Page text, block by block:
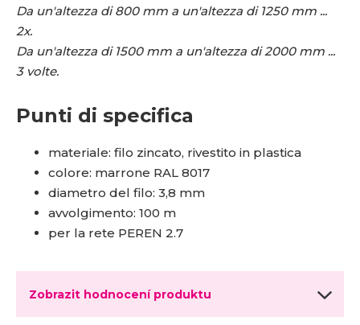
Da un'altezza di 800 mm a un'altezza di 1250 mm ...
2x.
Da un'altezza di 1500 mm a un'altezza di 2000 mm ...
3 volte.
Punti di specifica
materiale: filo zincato, rivestito in plastica
colore: marrone RAL 8017
diametro del filo: 3,8 mm
avvolgimento: 100 m
per la rete PEREN 2.7
Zobrazit hodnocení produktu